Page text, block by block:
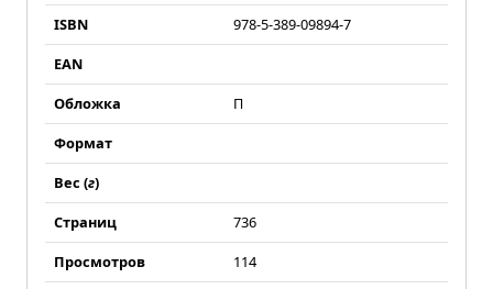
ISBN
978-5-389-09894-7
EAN
Обложка
П
Формат
Вес (г)
Страниц
736
Просмотров
114